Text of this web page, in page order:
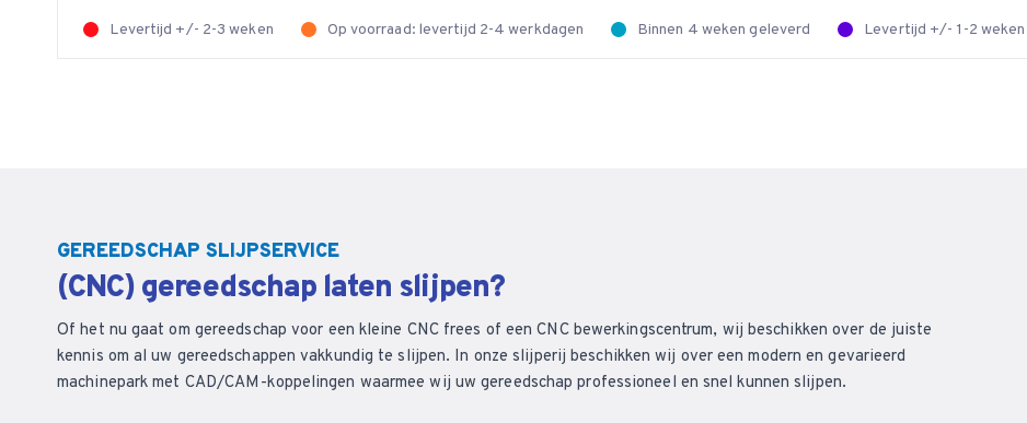
Levertijd +/- 2-3 weken Op voorraad: levertijd 2-4 werkdagen Binnen 4 weken geleverd Levertijd +/- 1-2 weken
GEREEDSCHAP SLIJPSERVICE
(CNC) gereedschap laten slijpen?
Of het nu gaat om gereedschap voor een kleine CNC frees of een CNC bewerkingscentrum, wij beschikken over de juiste
kennis om al uw gereedschappen vakkundig te slijpen. In onze slijperij beschikken wij over een modern en gevarieerd
machinepark met CAD/CAM-koppelingen waarmee wij uw gereedschap professioneel en snel kunnen slijpen.